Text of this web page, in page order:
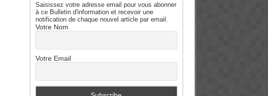
Saisissez votre adresse email pour vous abonner
à ce Bulletin d'information et recevoir une
notification de chaque nouvel article par email.
Votre Nom
Votre Email